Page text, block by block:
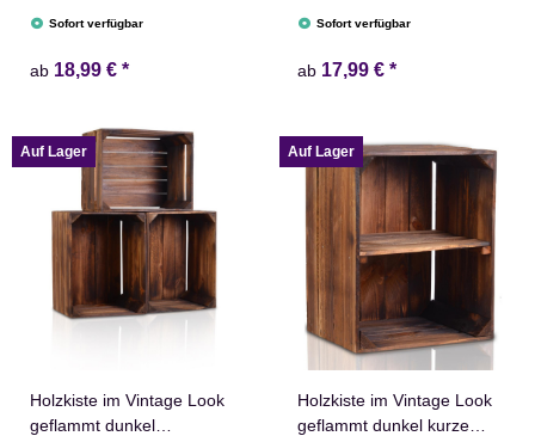
38x28x15cm Obstkiste
Sofort verfügbar
ab 18,99 € *
50x40x15cm Obstkiste
Sofort verfügbar
ab 17,99 € *
Auf Lager
Holzkiste im Vintage Look
geflammt dunkel
Auf Lager
Holzkiste im Vintage Look
geflammt dunkel kurze